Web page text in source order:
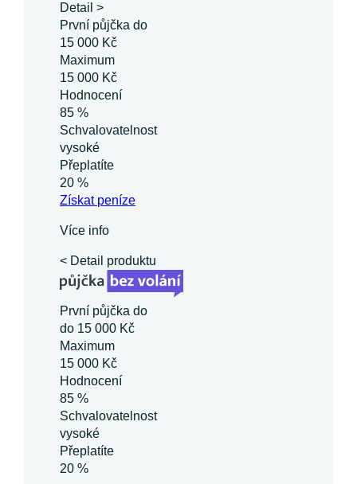
Detail >
První půjčka do
15 000 Kč
Maximum
15 000 Kč
Hodnocení
85 %
Schvalovatelnost
vysoké
Přeplatíte
20 %
Získatpeníze
Více info
< Detail produktu
První půjčka do
do 15 000 Kč
Maximum
15 000 Kč
Hodnocení
85 %
Schvalovatelnost
vysoké
Přeplatíte
20 %